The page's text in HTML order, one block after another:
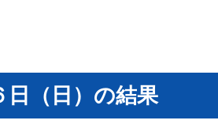
日（日）の結果